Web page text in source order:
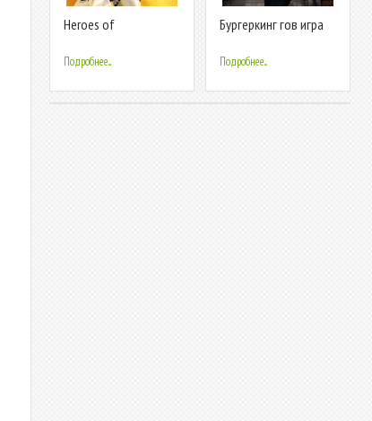
Heroes of
Подробнее...
Бургеркинг гов игра
Подробнее...